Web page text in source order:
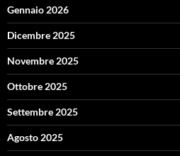
Gennaio 2026
Dicembre 2025
Novembre 2025
Ottobre 2025
Settembre 2025
Agosto 2025